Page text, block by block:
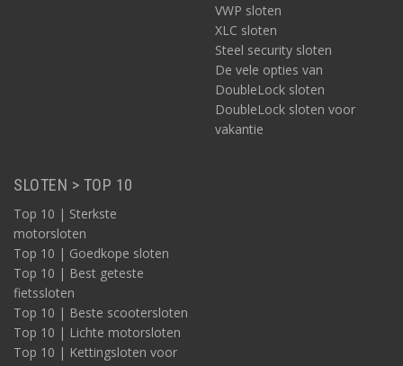
VWP sloten
XLC sloten
Steel security sloten
De vele opties van
DoubleLock sloten
DoubleLock sloten voor
vakantie
SLOTEN > TOP 10
Top 10 | Sterkste
motorsloten
Top 10 | Goedkope sloten
Top 10 | Best geteste
fietssloten
Top 10 | Beste scootersloten
Top 10 | Lichte motorsloten
Top 10 | Kettingsloten voor